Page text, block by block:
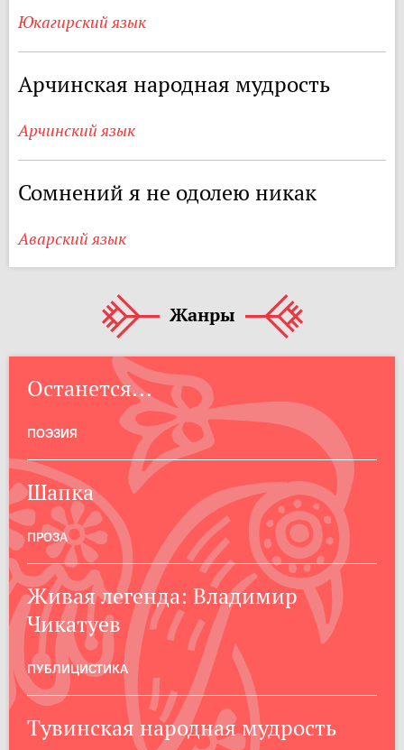
Юкагирский язык
Арчинская народная мудрость
Арчинский язык
Сомнений я не одолею никак
Аварский язык
Жанры
Останется...
ПОЭЗИЯ
Шапка
ПРОЗА
Живая легенда: Владимир
Чикатуев
ПУБЛИЦИСТИКА
Тувинская народная мудрость